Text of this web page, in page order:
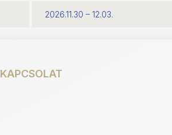
2026.11.30 – 12.03.
KAPCSOLAT